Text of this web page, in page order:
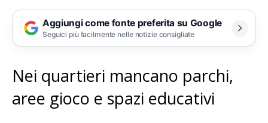
Aggiungi come fonte preferita su Google
Seguici più facilmente nelle notizie consigliate
Nei quartieri mancano parchi,
aree gioco e spazi educativi